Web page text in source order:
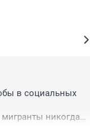
в социальных
никогда